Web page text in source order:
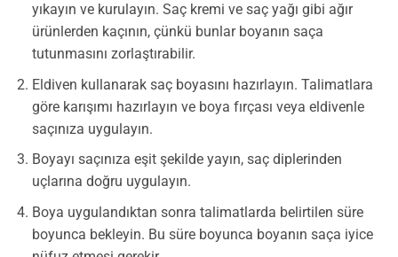
yıkayın ve kurulayın. Saç kremi ve saç yağı gibi ağır
ürünlerden kaçının, çünkü bunlar boyanın saça
tutunmasını zorlaştırabilir.
Eldiven kullanarak saç boyasını hazırlayın. Talimatlara
göre karışımı hazırlayın ve boya fırçası veya eldivenle
saçınıza uygulayın.
Boyayı saçınıza eşit şekilde yayın, saç diplerinden
uçlarına doğru uygulayın.
Boya uygulandıktan sonra talimatlarda belirtilen süre
boyunca bekleyin. Bu süre boyunca boyanın saça iyice